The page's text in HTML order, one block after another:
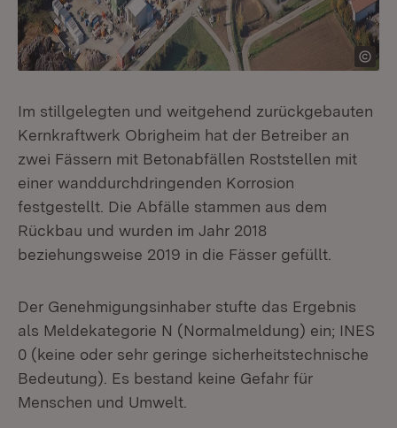
Im stillgelegten und weitgehend zurückgebauten
Kernkraftwerk Obrigheim hat der Betreiber an
zwei Fässern mit Betonabfällen Roststellen mit
einer wanddurchdringenden Korrosion
festgestellt. Die Abfälle stammen aus dem
Rückbau und wurden im Jahr 2018
beziehungsweise 2019 in die Fässer gefüllt.
Der Genehmigungsinhaber stufte das Ergebnis
als Meldekategorie N (Normalmeldung) ein; INES
0 (keine oder sehr geringe sicherheitstechnische
Bedeutung). Es bestand keine Gefahr für
Menschen und Umwelt.